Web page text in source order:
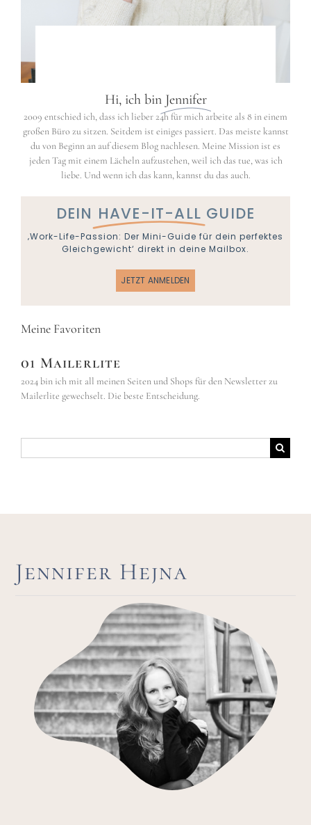
Hi, ich bin Jennifer
2009 entschied ich, dass ich lieber 24h für mich arbeite als 8 in einem
großen Büro zu sitzen. Seitdem ist einiges passiert. Das meiste kannst
du von Beginn an auf diesem Blog nachlesen. Meine Mission ist es
jeden Tag mit einem Lächeln aufzustehen, weil ich das tue, was ich
liebe. Und wenn ich das kann, kannst du das auch.
DEIN HAVE-IT-ALL GUIDE
‚Work-Life-Passion: Der Mini-Guide für dein perfektes
Gleichgewicht‘ direkt in deine Mailbox.
JETZT ANMELDEN
Meine Favoriten
01 Mailerlite
2024 bin ich mit all meinen Seiten und Shops für den Newsletter zu
Mailerlite gewechselt. Die beste Entscheidung.
nach:
Jennifer Hejna